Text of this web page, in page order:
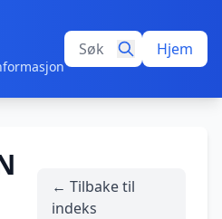
Hjem
← Tilbake til
indeks